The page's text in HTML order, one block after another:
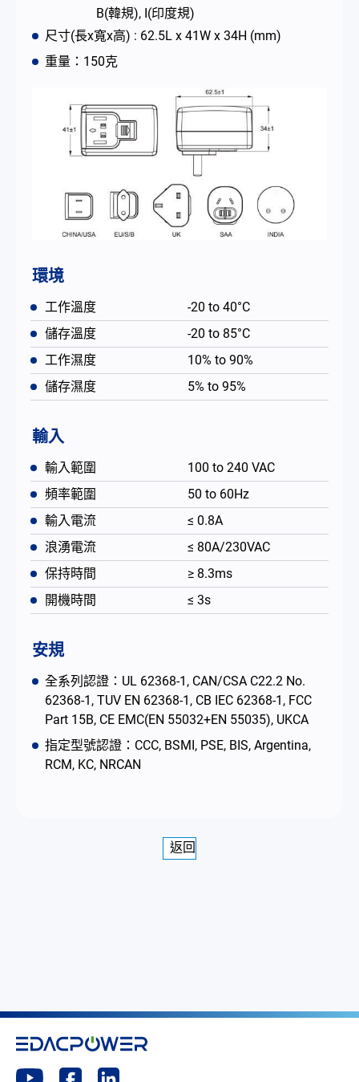
B(韓規), I(印度規)
尺寸(長x寬x高) : 62.5L x 41W x 34H (mm)
重量：150克
環境
工作溫度
-20 to 40°C
儲存溫度
-20 to 85°C
工作濕度
10% to 90%
儲存濕度
5% to 95%
輸入
輸入範圍
100 to 240 VAC
頻率範圍
50 to 60Hz
輸入電流
≤ 0.8A
浪湧電流
≤ 80A/230VAC
保持時間
≥ 8.3ms
開機時間
≤ 3s
安規
全系列認證：UL 62368-1, CAN/CSA C22.2 No.
62368-1, TUV EN 62368-1, CB IEC 62368-1, FCC
Part 15B, CE EMC(EN 55032+EN 55035), UKCA
指定型號認證：CCC, BSMI, PSE, BIS, Argentina,
RCM, KC, NRCAN
返回